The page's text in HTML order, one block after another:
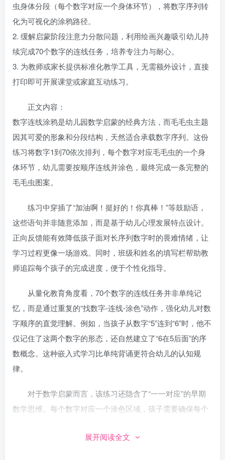
虫身体分段（每个数字对应一个身体环节），将数字序列转
化为可视化的涂鸦路径。
2. 缓解启蒙阶段注意力分散问题，利用绘画兴趣吸引幼儿持
续完成70个数字的连线任务，培养专注力与耐心。
3. 为教师或家长提供标准化教学工具，无需额外设计，直接
打印即可开展课堂或家庭互动练习。
正文内容：
数字连线涂鸦是幼儿园数学启蒙的经典方法，而毛毛虫主题
因其可爱的形象和分段结构，天然适合承载数字序列。这份
练习将数字1到70依次排列，每个数字对应毛毛虫的一个身
体环节，幼儿需要按顺序连线并涂色，最终完成一条完整的
毛毛虫图案。
练习中穿插了“加油啊！挺好的！你真棒！”等鼓励语，
这些语句并非随意添加，而是基于幼儿心理发展特点设计。
正向反馈能有效降低孩子面对长序列数字时的畏难情绪，让
学习过程更像一场游戏。同时，班级和姓名的填写栏帮助教
师追踪每个孩子的完成进度，便于个性化指导。
从量化教育角度看，70个数字的连线任务并非单纯记
忆，而是通过重复的“找数字-连线-涂色”动作，强化幼儿对数
字顺序的直觉理解。例如，当孩子从数字“5”连到“6”时，他不
仅记住了这两个数字的形态，还自然建立了“6在5后面”的序
数概念。这种嵌入式学习比单纯背诵更符合幼儿的认知规
律。
对于数学启蒙而言，该练习还隐含了“一一对应”的早期
数学思维。每个数字对应一个涂色区域，孩子需要确保每个
个位置”。此外，涂色环节锻炼了手部精细动作，为后续书写
展开阅读全文